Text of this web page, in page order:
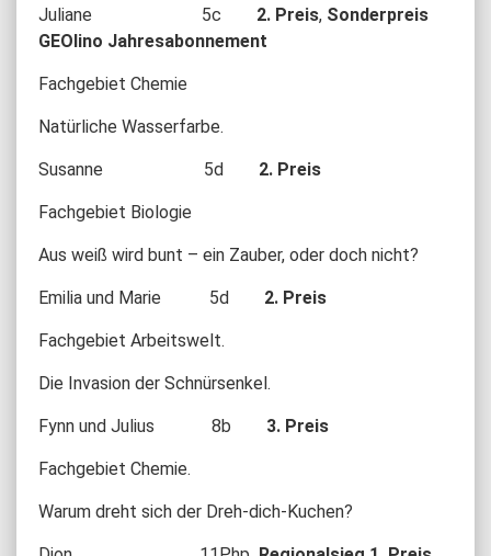
Juliane 5c 2. Preis, Sonderpreis
GEOlino Jahresabonnement
Fachgebiet Chemie
Natürliche Wasserfarbe.
Susanne 5d 2. Preis
Fachgebiet Biologie
Aus weiß wird bunt – ein Zauber, oder doch nicht?
Emilia und Marie 5d 2. Preis
Fachgebiet Arbeitswelt.
Die Invasion der Schnürsenkel.
Fynn und Julius 8b 3. Preis
Fachgebiet Chemie.
Warum dreht sich der Dreh-dich-Kuchen?